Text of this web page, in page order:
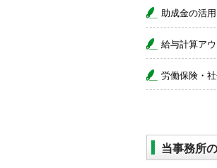
助成金の活用
給与計算ア
労働保険・
当事務所